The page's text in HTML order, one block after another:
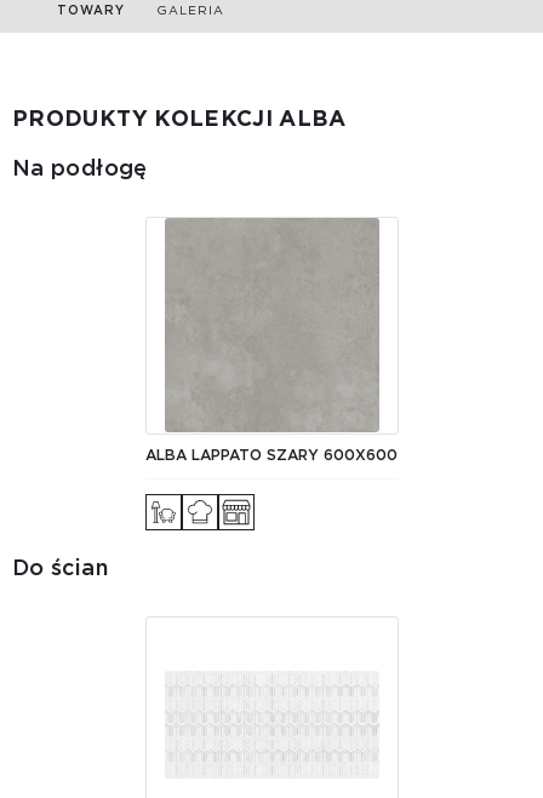
TOWARY GALERIA
PRODUKTY KOLEKCJI ALBA
Na podłogę
ALBA LAPPATO SZARY 600X600
Do ścian